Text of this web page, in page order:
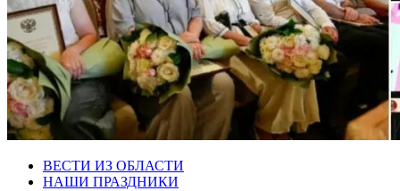
ВЕСТИ ИЗ ОБЛАСТИ
НАШИ ПРАЗДНИКИ